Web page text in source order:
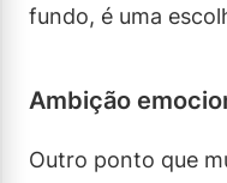
fundo, é uma
Ambição
Outro ponto que